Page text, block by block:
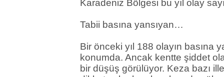
Karadeniz Bölgesi bu yıl olay
Tabii basına yansıyan…
Bir önceki yıl 188 olayın basına
konumda. Ancak kentte şiddet
bir düşüş görülüyor. Keza bazı